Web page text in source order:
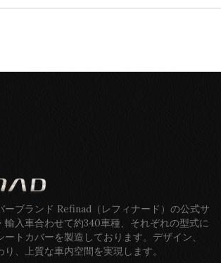
ーブランド Refinad（レフィナード）の公式サ
輸入車合わせて約340車種、それぞれの型式に
トカバーを製造しております。デザイン、
、上質な車内空間を実現します。